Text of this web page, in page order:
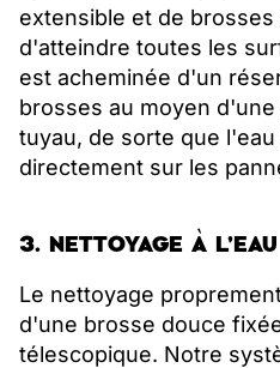
extensible et de
d'atteindre toutes les
est acheminée d'un
brosses au moyen
tuyau, de sorte que
directement sur les
3. NETTOYAGE À
Le nettoyage
d'une brosse douce
télescopique. Notre